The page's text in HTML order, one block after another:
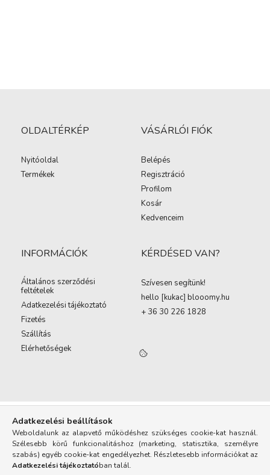
OLDALTÉRKÉP
Nyitóoldal
Termékek
VÁSÁRLÓI FIÓK
Belépés
Regisztráció
Profilom
Kosár
Kedvenceim
INFORMÁCIÓK
Általános szerződési
feltételek
Adatkezelési tájékoztató
Fizetés
Szállítás
Elérhetőségek
KÉRDÉSED VAN?
Szívesen segítünk!
hello [kukac] blooomy.hu
+ 36 30 226 1828
Adatkezelési beállítások
Weboldalunk az alapvető működéshez szükséges cookie-kat használ.
Szélesebb körű funkcionalitáshoz (marketing, statisztika, személyre
szabás) egyéb cookie-kat engedélyezhet. Részletesebb információkat az
Adatkezelési tájékoztatóban talál.